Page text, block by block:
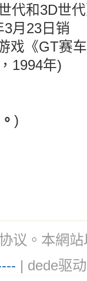
代和3D世
3月23日销
戏《GT赛
1994年)
)
议。本網
--- | dede驱